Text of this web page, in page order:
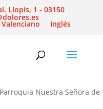
Llopis, 1 - 03150
Valenciano Inglés
Parroquia Nuestra Señora de